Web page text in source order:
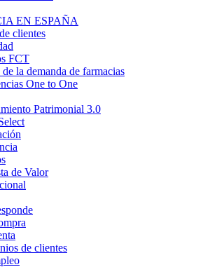
EN ESPAÑA
clientes
FCT
la demanda de farmacias
One to One
Patrimonial 3.0
de Valor
de clientes